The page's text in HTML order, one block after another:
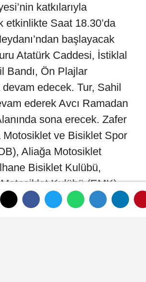
katkılarıyla
etkinlikte Saat 18.30’da
başlayacak
Atatürk Caddesi, İstiklal
Bandı, Ön Plajlar
devam edecek. Tur, Sahil
ederek Avcı Ramadan
sona erecek. Zafer
Motosiklet ve Bisiklet Spor
Aliağa Motosiklet
Bisiklet Kulübü,
Kulübü (EMK)
Turun finalinde Avcı